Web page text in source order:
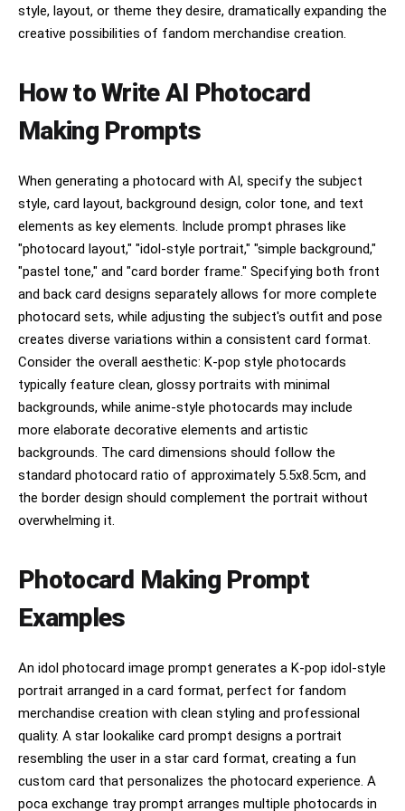
latest iPhone camera interface
☐ 상단 카메라 UI 존재
예시:
☐ 플래시 아이콘
☐ 라이브포토 아이콘
☐ 화살표 메뉴
☐ 설정 아이콘
☐ 하단 촬영 버튼 존재
예시:
☐ 사진 모드 활성화
☐ 최근 촬영 썸네일
☐ 카메라 전환 버튼
☐ 모든 UI는 실제 최신 아이폰 디자인
☐ 안드로이드 UI 금지
☐ 가짜 아이콘 금지
☐ 입력 이미지 속 인물만 등장
☐ 다른 사람 생성 금지
☐ 인물이 프레임 중앙 또는 중앙보다 약간 위
☐ 머리 일부 프레임 밖 허용
☐ 자연스러운 셀카 거리
* 스타일화
* 캐릭터화
* 눈 확대
* 코 수정
* 턱선 수정
* 메이크업 추가
* 동안화
* 필터 적용
* 원본 특징 제거
최종 결과는 AI가 새로 만든 얼굴이 아니라
"실제 동일 인물을 다른 순간에 스마트폰으로 촬영한 사
진"
처럼 보여야 한다.
Identity Drift: 0%
Face Similarity: 100%
The uploaded faces are the ground truth.
Any change to facial identity is considered a
generation failure.
⸻
실제 연인이 얼굴을 가까이 붙이고 아이폰으로 셀카를 찍
는 순간.
* 여성이 아이폰을 들고 전면 카메라 사용
* 상반신만 프레임에 포함
* 실제 연인의 자연스러운 거리감
* 얼굴이 프레임 중심에 위치
⸻
[표정 및 시선]
style, layout, or theme they desire, dramatically expanding the
creative possibilities of fandom merchandise creation.
How to Write AI Photocard
Making Prompts
When generating a photocard with AI, specify the subject
style, card layout, background design, color tone, and text
elements as key elements. Include prompt phrases like
"photocard layout," "idol-style portrait," "simple background,"
"pastel tone," and "card border frame." Specifying both front
and back card designs separately allows for more complete
photocard sets, while adjusting the subject's outfit and pose
creates diverse variations within a consistent card format.
Consider the overall aesthetic: K-pop style photocards
typically feature clean, glossy portraits with minimal
backgrounds, while anime-style photocards may include
more elaborate decorative elements and artistic
backgrounds. The card dimensions should follow the
standard photocard ratio of approximately 5.5x8.5cm, and
the border design should complement the portrait without
overwhelming it.
Photocard Making Prompt
Examples
An idol photocard image prompt generates a K-pop idol-style
portrait arranged in a card format, perfect for fandom
merchandise creation with clean styling and professional
quality. A star lookalike card prompt designs a portrait
resembling the user in a star card format, creating a fun
custom card that personalizes the photocard experience. A
poca exchange tray prompt arranges multiple photocards in